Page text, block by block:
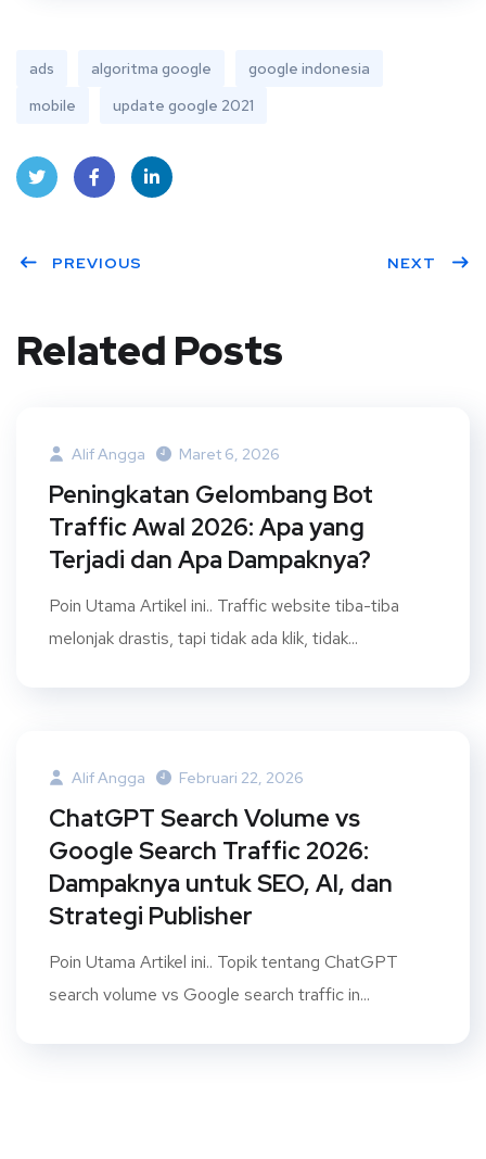
ads algoritma google
google indonesia
mobile
update google 2021
ter
book
PREVIOUS NEXT
Related Posts
Alif Angga Maret 6, 2026
Peningkatan Gelombang Bot
Traffic Awal 2026: Apa yang
Terjadi dan Apa Dampaknya?
Poin Utama Artikel ini.. Traffic website tiba-tiba
melonjak drastis, tapi tidak ada klik, tidak...
Alif Angga Februari 22, 2026
ChatGPT Search Volume vs
Google Search Traffic 2026:
Dampaknya untuk SEO, AI, dan
Strategi Publisher
Poin Utama Artikel ini.. Topik tentang ChatGPT
search volume vs Google search traffic in...